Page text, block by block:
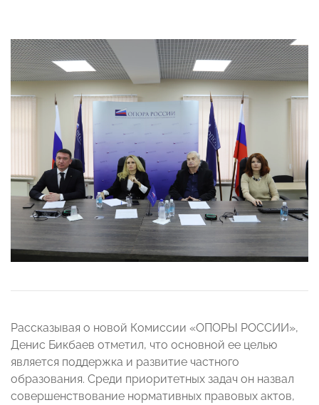
Рассказывая о новой Комиссии «ОПОРЫ РОССИИ»,
Денис Бикбаев отметил, что основной ее целью
является поддержка и развитие частного
образования. Среди приоритетных задач он назвал
совершенствование нормативных правовых актов,